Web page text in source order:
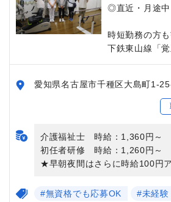
◎直近・月途中
時短勤務の方
下鉄東山線「
愛知県名古屋市千種区大島町1-
介護福祉士 時給：1,360円～
初任者研修 時給：1,260円～
★早朝夜間はさらに時給100円
#無資格でも応募OK
#未経験